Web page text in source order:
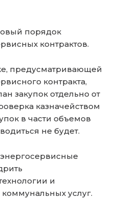
порядок
контрактов.
предусматривающей
контракта,
закупок отдельно от
казначейством
в части объемов
не будет.
и
услуг.